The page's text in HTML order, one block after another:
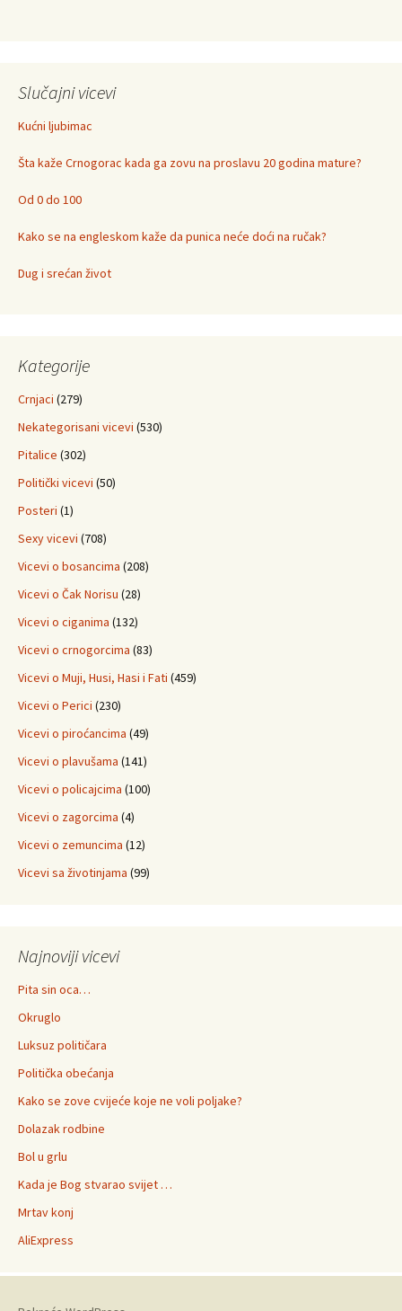
Slučajni vicevi
Kućni ljubimac
Šta kaže Crnogorac kada ga zovu na proslavu 20 godina mature?
Od 0 do 100
Kako se na engleskom kaže da punica neće doći na ručak?
Dug i srećan život
Kategorije
Crnjaci (279)
Nekategorisani vicevi (530)
Pitalice (302)
Politički vicevi (50)
Posteri (1)
Sexy vicevi (708)
Vicevi o bosancima (208)
Vicevi o Čak Norisu (28)
Vicevi o ciganima (132)
Vicevi o crnogorcima (83)
Vicevi o Muji, Husi, Hasi i Fati (459)
Vicevi o Perici (230)
Vicevi o piroćancima (49)
Vicevi o plavušama (141)
Vicevi o policajcima (100)
Vicevi o zagorcima (4)
Vicevi o zemuncima (12)
Vicevi sa životinjama (99)
Najnoviji vicevi
Pita sin oca…
Okruglo
Luksuz političara
Politička obećanja
Kako se zove cvijeće koje ne voli poljake?
Dolazak rodbine
Bol u grlu
Kada je Bog stvarao svijet …
Mrtav konj
AliExpress